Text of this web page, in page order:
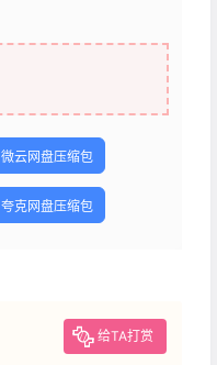
微云网盘压缩包
夸克网盘压缩包
给TA打赏